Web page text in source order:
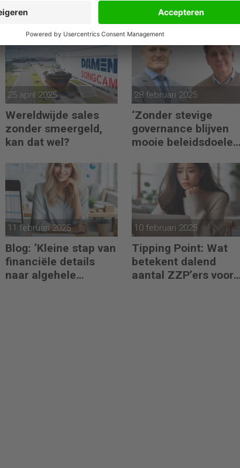
25 april 2025
Wereldwijde sales
zonder smeergeld,
kan dat wel?
28 februari 2025
‘Zonder stevige
governance blijven
mooie beleidsdoelen
voornemens.’
11 februari 2025
Blog: ‘Kleine stap van
financiële details
naar algehele
10 februari 2025
Tipping Point: Wat
betekent dalend
aantal ZZP’ers voor